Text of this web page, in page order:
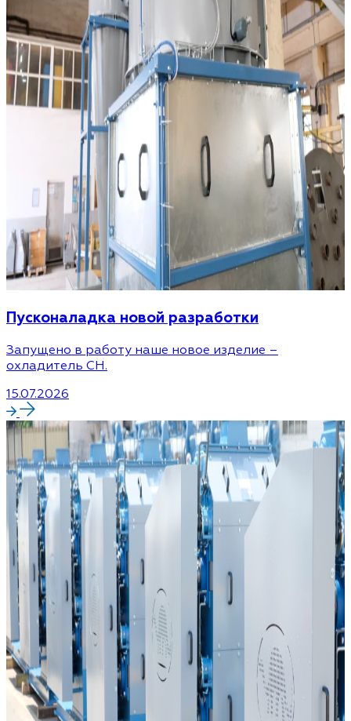
Пусконаладка новой разработки
Запущено в работу наше новое изделие –
охладитель CH.
15.07.2026